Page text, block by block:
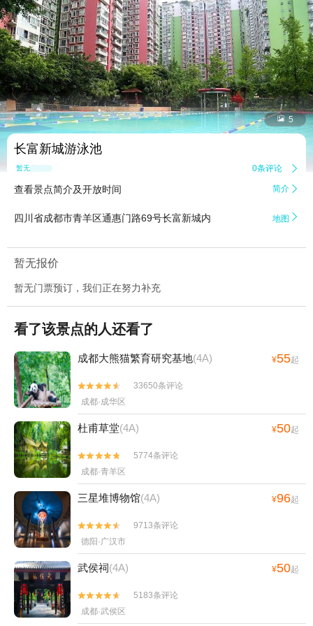
 5
长富新城游泳池
暂无点评 0条评论 
查看景点简介及开放时间 简介 
四川省成都市青羊区通惠门路69号长富新城内 地图 
暂无报价
暂无门票预订，我们正在努力补充
看了该景点的人还看了
成都大熊猫繁育研究基地(4A) ¥55起


33650条评论
成都·成华区
杜甫草堂(4A) ¥50起


5774条评论
成都·青羊区
三星堆博物馆(4A) ¥96起


9713条评论
德阳·广汉市
武侯祠(4A) ¥50起


5183条评论
成都·武侯区
